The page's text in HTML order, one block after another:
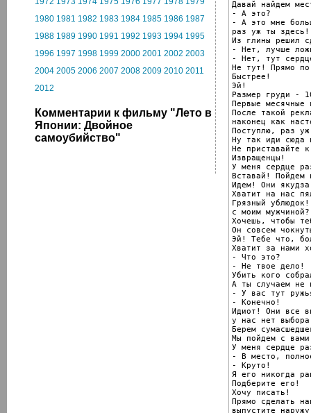
1980 1981 1982 1983 1984 1985 1986 1987
1988 1989 1990 1991 1992 1993 1994 1995
1996 1997 1998 1999 2000 2001 2002 2003
2004 2005 2006 2007 2008 2009 2010 2011
2012
Комментарии к фильму "Лето в
Японии: Двойное
самоубийство"
Давай найдем
- А это?
- А это мне
раз уж ты
Из глины решил
- Нет, лучше
- Нет, тут
Не тут! Прямо
Быстрее!
Эй!
Размер груди -
Первые
После такой
наконец как
Поступлю, раз
Ну так иди сюда
Не приставайте
Извращенцы!
У меня сердце
Вставай! Пойдем
Идем! Они
Хватит на нас
Грязный
с моим
Хочешь, чтобы
Он совсем
Эй! Тебе что,
Хватит за нами
- Что это?
- Не твое дело!
Убить кого
А ты случаем не
- У вас тут
- Конечно!
Идиот! Они все
у нас нет
Берем
Мы пойдем с
У меня сердце
- В место,
- Круто!
Я его никогда
Подберите его!
Хочу писать!
Прямо сделать
выпустите